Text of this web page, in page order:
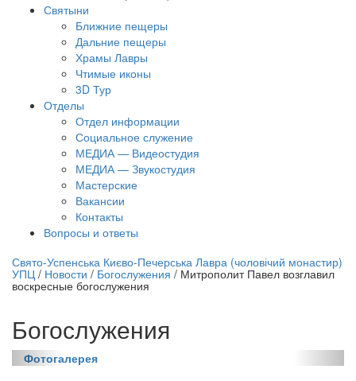
Святыни
Ближние пещеры
Дальние пещеры
Храмы Лавры
Чтимые иконы
3D Тур
Отделы
Отдел информации
Социальное служение
МЕДИА — Видеостудия
МЕДИА — Звукостудия
Мастерские
Вакансии
Контакты
Вопросы и ответы
трансляция | 12 сентября
трансляции
Свято-Успенська Києво-Печерська Лавра (чоловічий монастир)
УПЦ / Новости / Богослужения / Митрополит Павел возглавил
воскресные богослужения
Богослужения
Фотогалерея